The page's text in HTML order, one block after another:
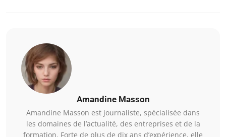
Amandine Masson
Amandine Masson est journaliste, spécialisée dans
les domaines de l’actualité, des entreprises et de la
formation. Forte de plus de dix ans d’expérience, elle